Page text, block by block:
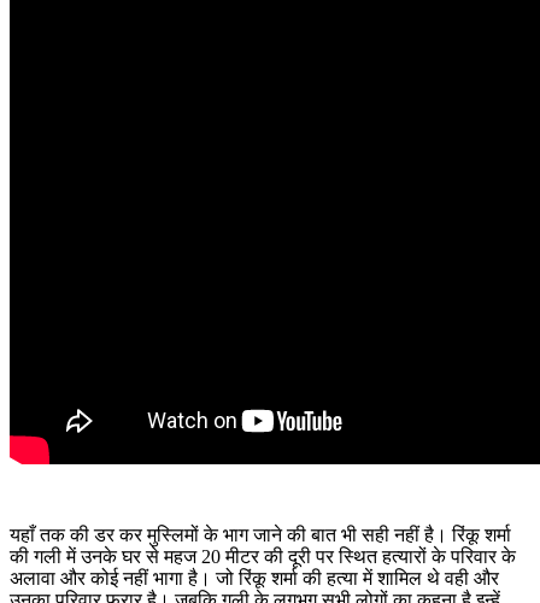
यहाँ तक की डर कर मुस्लिमों के भाग जाने की बात भी सही नहीं है। रिंकू शर्मा
की गली में उनके घर से महज 20 मीटर की दूरी पर स्थित हत्यारों के परिवार के
अलावा और कोई नहीं भागा है। जो रिंकू शर्मा की हत्या में शामिल थे वही और